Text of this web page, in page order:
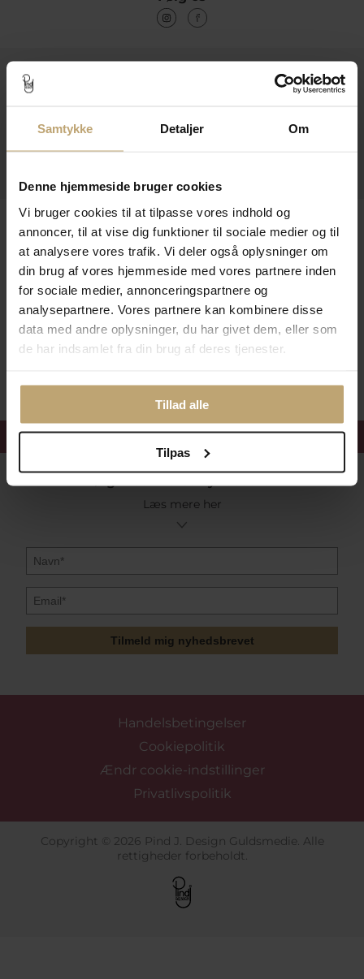
Samtykke Detaljer Om
Denne hjemmeside bruger cookies
Vi bruger cookies til at tilpasse vores indhold og
annoncer, til at vise dig funktioner til sociale medier og til
at analysere vores trafik. Vi deler også oplysninger om
din brug af vores hjemmeside med vores partnere inden
for sociale medier, annonceringspartnere og
analysepartnere. Vores partnere kan kombinere disse
data med andre oplysninger, du har givet dem, eller som
de har indsamlet fra din brug af deres tjenester.
Tillad alle
Tilpas
Kontakt
Information
Leveringsmuligheder
Betalingsmuligheder
Sikker Og Tryg E-Handel
Få 15%velkomstrabat
Læs mere her
Tilmeld mig nyhedsbrevet
Handelsbetingelser
Cookiepolitik
Ændr cookie-indstillinger
Privatlivspolitik
Copyright © 2026 Pind J. Design Guldsmedie. Alle
rettigheder forbeholdt.